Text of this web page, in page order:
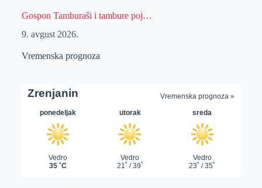
Gospon Tamburaši i tambure poj…
9. avgust 2026.
Vremenska prognoza